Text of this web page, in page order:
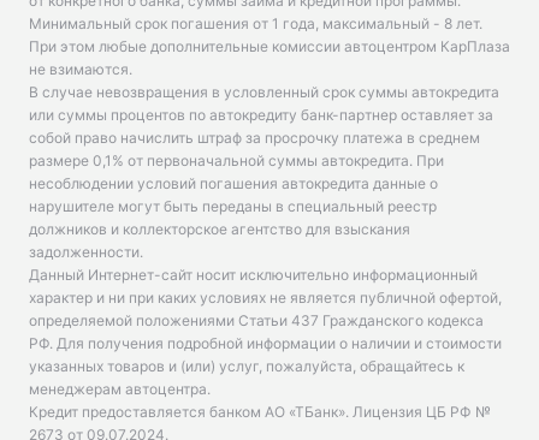
Минимальный срок погашения от 1 года, максимальный - 8 лет.
При этом любые дополнительные комиссии автоцентром КарПлаза
не взимаются.
В случае невозвращения в условленный срок суммы автокредита
или суммы процентов по автокредиту банк-партнер оставляет за
собой право начислить штраф за просрочку платежа в среднем
размере 0,1% от первоначальной суммы автокредита. При
несоблюдении условий погашения автокредита данные о
нарушителе могут быть переданы в специальный реестр
должников и коллекторское агентство для взыскания
задолженности.
Данный Интернет-сайт носит исключительно информационный
характер и ни при каких условиях не является публичной офертой,
определяемой положениями Статьи 437 Гражданского кодекса
РФ. Для получения подробной информации о наличии и стоимости
указанных товаров и (или) услуг, пожалуйста, обращайтесь к
менеджерам автоцентра.
Кредит предоставляется банком АО «ТБанк». Лицензия ЦБ РФ №
2673 от 09.07.2024.